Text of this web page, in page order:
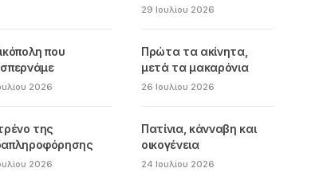
29 Ιουλίου 2026
που
2026
Πρώτα τα ακίνητα,
μετά τα μακαρόνια
26 Ιουλίου 2026
της
2026
Πατίνια, κάνναβη και
οικογένεια
24 Ιουλίου 2026